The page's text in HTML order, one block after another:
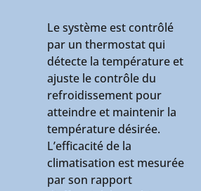
Le système est contrôlé
par un thermostat qui
détecte la température et
ajuste le contrôle du
refroidissement pour
atteindre et maintenir la
température désirée.
L’efficacité de la
climatisation est mesurée
par son rapport